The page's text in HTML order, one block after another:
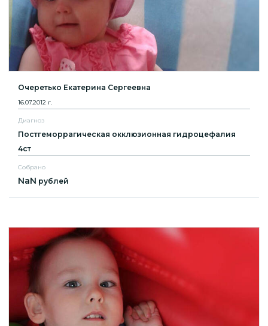
Очеретько Екатерина Сергеевна
16.07.2012 г.
Диагноз
Постгеморрагическая окклюзионная гидроцефалия
4ст
Собрано
NaN рублей